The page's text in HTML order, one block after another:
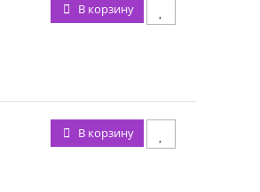
В корзину
В корзину